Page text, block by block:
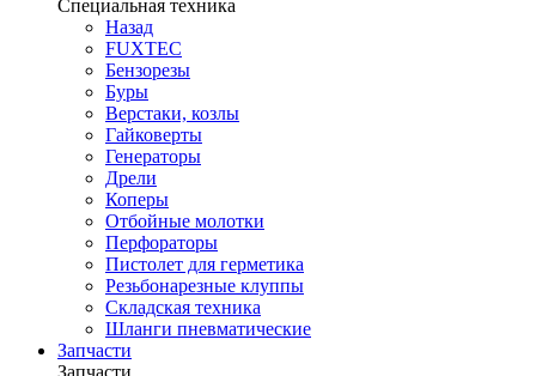
Специальная техника
Назад
FUXTEC
Бензорезы
Буры
Верстаки, козлы
Гайковерты
Генераторы
Дрели
Коперы
Отбойные молотки
Перфораторы
Пистолет для герметика
Резьбонарезные клуппы
Складская техника
Шланги пневматические
Запчасти
Запчасти